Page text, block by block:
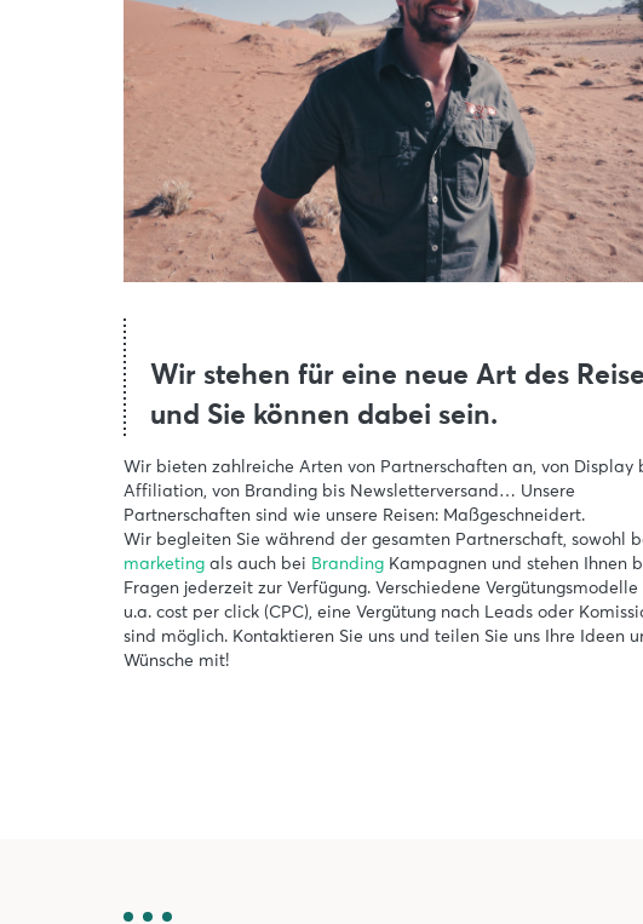
Wir stehen für eine neue Art des
und Sie können dabei sein.
Wir bieten zahlreiche Arten von Partnerschaften an, von Display
Affiliation, von Branding bis Newsletterversand… Unsere
Partnerschaften sind wie unsere Reisen: Maßgeschneidert.
Wir begleiten Sie während der gesamten Partnerschaft, sowohl
marketing als auch bei Branding Kampagnen und stehen Ihnen
Fragen jederzeit zur Verfügung. Verschiedene Vergütungsmodelle
u.a. cost per click (CPC), eine Vergütung nach Leads oder
sind möglich. Kontaktieren Sie uns und teilen Sie uns Ihre Ideen
Wünsche mit!